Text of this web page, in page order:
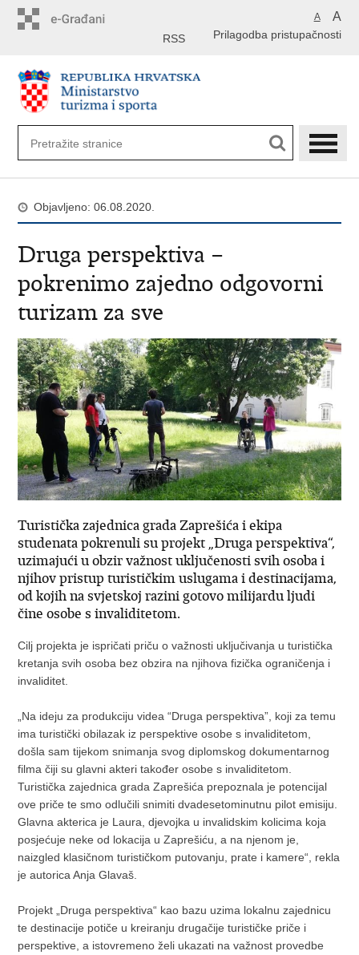
A A
Prilagodba pristupačnosti
RSS
Objavljeno: 06.08.2020.
Druga perspektiva –
pokrenimo zajedno odgovorni
turizam za sve
Turistička zajednica grada Zaprešića i ekipa
studenata pokrenuli su projekt „Druga perspektiva“,
uzimajući u obzir važnost uključenosti svih osoba i
njihov pristup turističkim uslugama i destinacijama,
od kojih na svjetskoj razini gotovo milijardu ljudi
čine osobe s invaliditetom.
Cilj projekta je ispričati priču o važnosti uključivanja u turistička
kretanja svih osoba bez obzira na njihova fizička ograničenja i
invaliditet.
„Na ideju za produkciju videa “Druga perspektiva”, koji za temu
ima turistički obilazak iz perspektive osobe s invaliditetom,
došla sam tijekom snimanja svog diplomskog dokumentarnog
filma čiji su glavni akteri također osobe s invaliditetom.
Turistička zajednica grada Zaprešića prepoznala je potencijal
ove priče te smo odlučili snimiti dvadesetominutnu pilot emisiju.
Glavna akterica je Laura, djevojka u invalidskim kolicima koja
posjećuje neke od lokacija u Zaprešiću, a na njenom je,
naizgled klasičnom turističkom putovanju, prate i kamere“, rekla
je autorica Anja Glavaš.
Projekt „Druga perspektiva“ kao bazu uzima lokalnu zajednicu
te destinacije potiče u kreiranju drugačije turističke priče i
perspektive, a istovremeno želi ukazati na važnost provedbe